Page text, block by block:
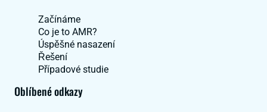
Začínáme
Co je to AMR?
Úspěšné nasazení
Řešení
Případové studie
Oblíbené odkazy